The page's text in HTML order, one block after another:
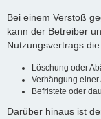
Bei einem Verstoß
kann der Betreiber
Nutzungsvertrags
Löschung oder
Verhängung einer
Befristete oder
Darüber hinaus ist